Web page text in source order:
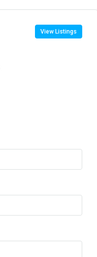
View Listings